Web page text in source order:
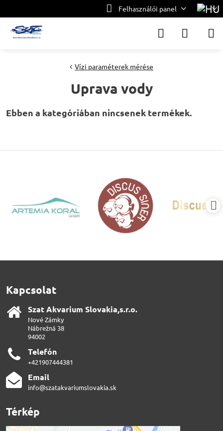
Felhasználói panel
Vízi paraméterek mérése
Uprava vody
Kapcsolat
Szat Akvarium Slovakia,s​.r​.o​.
Nové Zámky
Nábrežná 38
94002
Telefón
+421907444381
Email
info@szatakvariumslovakia.sk
Térkép